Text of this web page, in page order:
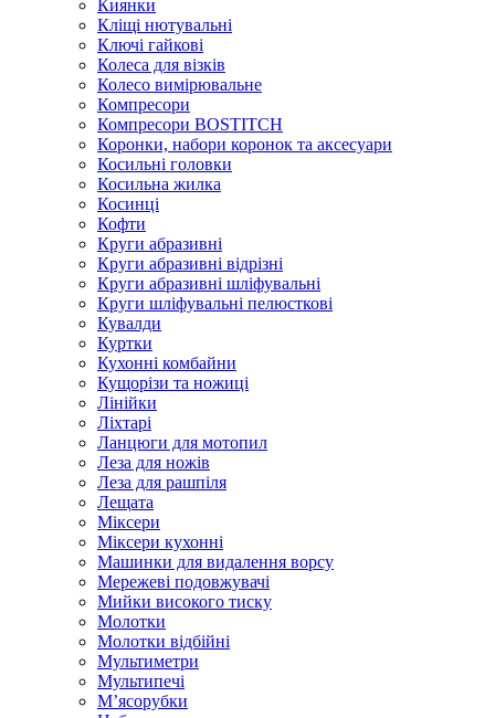
Киянки
Кліщі нютувальні
Ключі гайкові
Колеса для візків
Колесо вимірювальне
Компресори
Компресори BOSTITCH
Коронки, набори коронок та аксесуари
Косильні головки
Косильна жилка
Косинці
Кофти
Круги абразивні
Круги абразивні відрізні
Круги абразивні шліфувальні
Круги шліфувальні пелюсткові
Кувалди
Куртки
Кухонні комбайни
Кущорізи та ножиці
Лінійки
Ліхтарі
Ланцюги для мотопил
Леза для ножів
Леза для рашпіля
Лещата
Міксери
Міксери кухонні
Машинки для видалення ворсу
Мережеві подовжувачі
Мийки високого тиску
Молотки
Молотки відбійні
Мультиметри
Мультипечі
М’ясорубки